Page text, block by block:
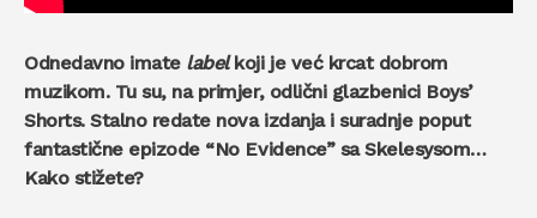
Odnedavno imate labelkoji je već krcat dobrom
muzikom. Tu su, na primjer, odlični glazbenici Boys’
Shorts. Stalno redate nova izdanja i suradnje poput
fantastične epizode “No Evidence” sa Skelesysom…
Kako stižete?